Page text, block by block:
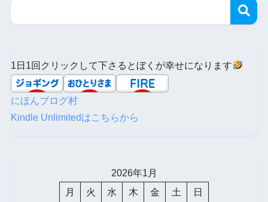
1日1回クリックして下さるとぼくが幸せになります
にほんブログ村
Kindle Unlimitedはこちらから
2026年1月
月
火 水 木 金 土 日